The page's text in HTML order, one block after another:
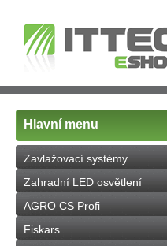
Hlavní menu
Zavlažovací systémy
Zahradní LED osvětlení
AGRO CS Profi
Fiskars